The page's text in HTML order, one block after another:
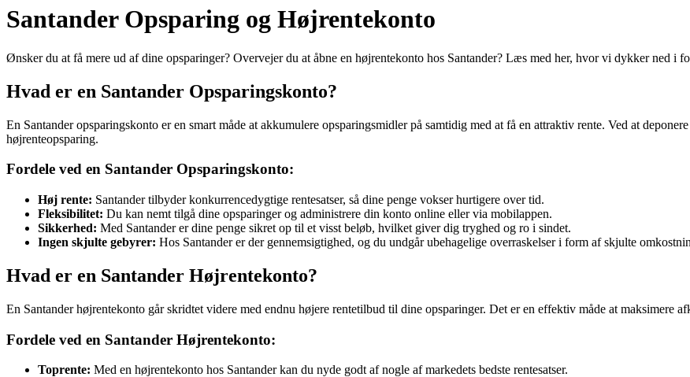
Santander Opsparing og Højrentekonto
Ønsker du at få mere ud af dine opsparinger? Overvejer du at åbne en højrentekonto hos Santander? Læs med her, hvor vi dykker ned i
Hvad er en Santander Opsparingskonto?
En Santander opsparingskonto er en smart måde at akkumulere opsparingsmidler på samtidig med at få en attraktiv rente. Ved at
højrenteopsparing.
Fordele ved en Santander Opsparingskonto:
Høj rente: Santander tilbyder konkurrencedygtige rentesatser, så dine penge vokser hurtigere over tid.
Fleksibilitet: Du kan nemt tilgå dine opsparinger og administrere din konto online eller via mobilappen.
Sikkerhed: Med Santander er dine penge sikret op til et visst beløb, hvilket giver dig tryghed og ro i sindet.
Ingen skjulte gebyrer: Hos Santander er der gennemsigtighed, og du undgår ubehagelige overraskelser i form af skjulte
Hvad er en Santander Højrentekonto?
En Santander højrentekonto går skridtet videre med endnu højere rentetilbud til dine opsparinger. Det er en effektiv måde at maksimere
Fordele ved en Santander Højrentekonto:
Toprente: Med en højrentekonto hos Santander kan du nyde godt af nogle af markedets bedste rentesatser.